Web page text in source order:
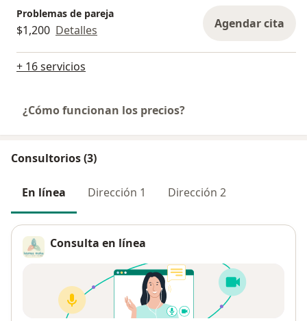
Problemas de pareja
$1,200 Detalles Agendar cita
+ 16 servicios
¿Cómo funcionan los precios?
Consultorios (3)
En línea Dirección 1 Dirección 2
Consulta en línea